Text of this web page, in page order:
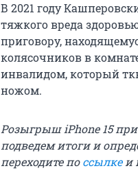
В 2021 году
тяжкого вреда
приговору,
колясочников в
инвалидом, который
ножом.
Розыгрыш iPhone 15
подведем итоги и
переходите поссылкеи